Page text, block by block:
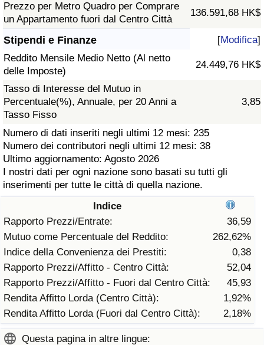
Prezzo per Metro Quadro per Comprare
un Appartamento fuori dal Centro Città
136.591,68 HK$
Stipendi e Finanze [Modifica]
Reddito Mensile Medio Netto (Al netto
delle Imposte)
24.449,76 HK$
Tasso di Interesse del Mutuo in
Percentuale(%), Annuale, per 20 Anni a
Tasso Fisso
3,85
Numero di dati inseriti negli ultimi 12 mesi: 235
Numero dei contributori negli ultimi 12 mesi: 38
Ultimo aggiornamento: Agosto 2026
I nostri dati per ogni nazione sono basati su tutti gli
inserimenti per tutte le città di quella nazione.
Indice
Rapporto Prezzi/Entrate:
36,59
Mutuo come Percentuale del Reddito:
262,62%
Indice della Convenienza dei Prestiti:
0,38
Rapporto Prezzi/Affitto - Centro Città:
52,04
Rapporto Prezzi/Affitto - Fuori dal Centro Città:
45,93
Rendita Affitto Lorda (Centro Città):
1,92%
Rendita Affitto Lorda (Fuori dal Centro Città):
2,18%
Questa pagina in altre lingue:
Indice dell’Assistenza Sanitaria (Corrente)
Indice dell’Assistenza Sanitaria
Indice dell’Assistenza Sanitaria per
Nazione
Inquinamento
Indice dell’Inquinamento (Corrente)
Indice di inquinamento
Indice dell’Inquinamento per Nazione
Traffico
Indice del Traffico
Indice del traffico (Corrente)
Indice del traffico per Nazione